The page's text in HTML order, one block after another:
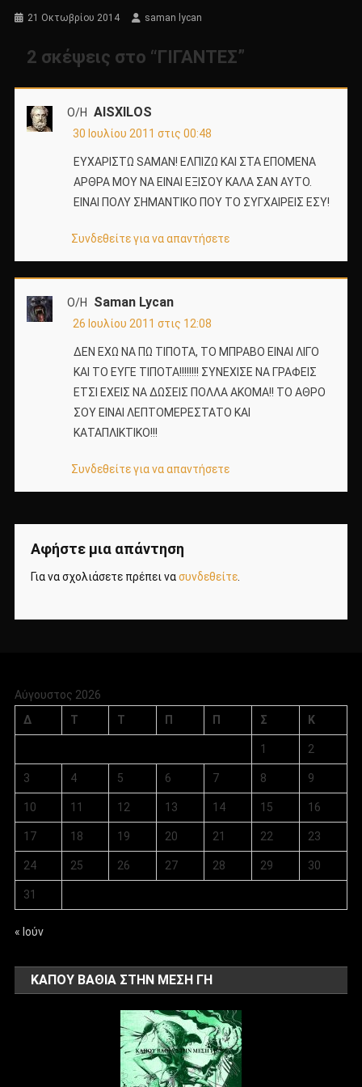
21 Οκτωβρίου 2014 saman lycan
2 σκέψεις στο “ΓΙΓΑΝΤΕΣ”
Ο/Η AISXILOS
30 Ιουλίου 2011 στις 00:48
ΕΥΧΑΡΙΣΤΩ SAMAN! ΕΛΠΙΖΩ ΚΑΙ ΣΤΑ ΕΠΟΜΕΝΑ
ΑΡΘΡΑ ΜΟΥ ΝΑ ΕΙΝΑΙ ΕΞΙΣΟΥ ΚΑΛΑ ΣΑΝ ΑΥΤΟ.
ΕΙΝΑΙ ΠΟΛΥ ΣΗΜΑΝΤΙΚΟ ΠΟΥ ΤΟ ΣΥΓΧΑΙΡΕΙΣ ΕΣΥ!
Συνδεθείτε για να απαντήσετε
Ο/Η Saman Lycan
26 Ιουλίου 2011 στις 12:08
ΔΕΝ ΕΧΩ ΝΑ ΠΩ ΤΙΠΟΤΑ, ΤΟ ΜΠΡΑΒΟ ΕΙΝΑΙ ΛΙΓΟ
ΚΑΙ ΤΟ ΕΥΓΕ ΤΙΠΟΤΑ!!!!!!!! ΣΥΝΕΧΙΣΕ ΝΑ ΓΡΑΦΕΙΣ
ΕΤΣΙ ΕΧΕΙΣ ΝΑ ΔΩΣΕΙΣ ΠΟΛΛΑ ΑΚΟΜΑ!! ΤΟ ΑΘΡΟ
ΣΟΥ ΕΙΝΑΙ ΛΕΠΤΟΜΕΡΕΣΤΑΤΟ ΚΑΙ
ΚΑΤΑΠΛΙΚΤΙΚΟ!!!
Συνδεθείτε για να απαντήσετε
Αφήστε μια απάντηση
Για να σχολιάσετε πρέπει νασυνδεθείτε.
Αύγουστος 2026
Δ
Τ Τ Π Π Σ Κ
1 2
3 4 5 6 7 8 9
10 11 12 13 14 15 16
17 18 19 20 21 22 23
24 25 26 27 28 29 30
31
« Ιούν
ΚΑΠΟΥ ΒΑΘΙΑ ΣΤΗΝ ΜΕΣΗ ΓΗ